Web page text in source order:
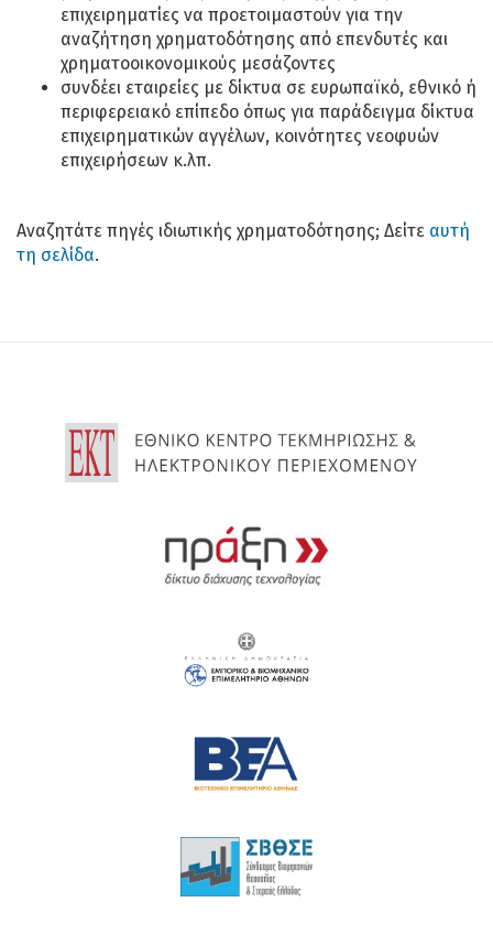
επιχειρηματίες να προετοιμαστούν για την
αναζήτηση χρηματοδότησης από επενδυτές και
χρηματοοικονομικούς μεσάζοντες
συνδέει εταιρείες με δίκτυα σε ευρωπαϊκό, εθνικό ή
περιφερειακό επίπεδο όπως για παράδειγμα δίκτυα
επιχειρηματικών αγγέλων, κοινότητες νεοφυών
επιχειρήσεων κ.λπ.
Αναζητάτε πηγές ιδιωτικής χρηματοδότησης; Δείτε αυτή
τη σελίδα.